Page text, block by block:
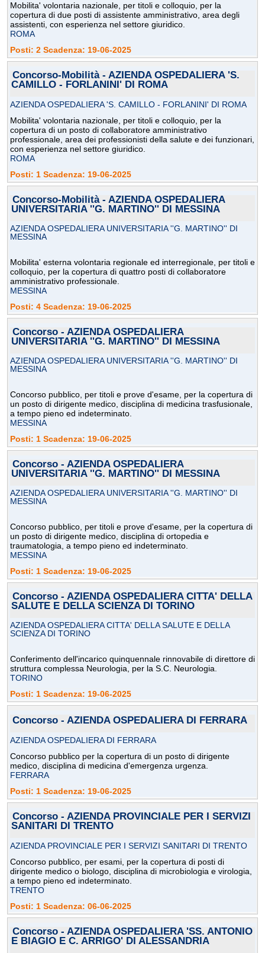
Mobilita' volontaria nazionale, per titoli e colloquio, per la
copertura di due posti di assistente amministrativo, area degli
assistenti, con esperienza nel settore giuridico.
ROMA
Posti: 2 Scadenza: 19-06-2025
Concorso-Mobilità - AZIENDA OSPEDALIERA 'S.
CAMILLO - FORLANINI' DI ROMA
AZIENDA OSPEDALIERA 'S. CAMILLO - FORLANINI' DI ROMA
Mobilita' volontaria nazionale, per titoli e colloquio, per la
copertura di un posto di collaboratore amministrativo
professionale, area dei professionisti della salute e dei funzionari,
con esperienza nel settore giuridico.
ROMA
Posti: 1 Scadenza: 19-06-2025
Concorso-Mobilità - AZIENDA OSPEDALIERA
UNIVERSITARIA ''G. MARTINO'' DI MESSINA
AZIENDA OSPEDALIERA UNIVERSITARIA ''G. MARTINO'' DI
MESSINA
Mobilita' esterna volontaria regionale ed interregionale, per titoli e
colloquio, per la copertura di quattro posti di collaboratore
amministrativo professionale.
MESSINA
Posti: 4 Scadenza: 19-06-2025
Concorso - AZIENDA OSPEDALIERA
UNIVERSITARIA ''G. MARTINO'' DI MESSINA
AZIENDA OSPEDALIERA UNIVERSITARIA ''G. MARTINO'' DI
MESSINA
Concorso pubblico, per titoli e prove d'esame, per la copertura di
un posto di dirigente medico, disciplina di medicina trasfusionale,
a tempo pieno ed indeterminato.
MESSINA
Posti: 1 Scadenza: 19-06-2025
Concorso - AZIENDA OSPEDALIERA
UNIVERSITARIA ''G. MARTINO'' DI MESSINA
AZIENDA OSPEDALIERA UNIVERSITARIA ''G. MARTINO'' DI
MESSINA
Concorso pubblico, per titoli e prove d'esame, per la copertura di
un posto di dirigente medico, disciplina di ortopedia e
traumatologia, a tempo pieno ed indeterminato.
MESSINA
Posti: 1 Scadenza: 19-06-2025
Concorso - AZIENDA OSPEDALIERA CITTA' DELLA
SALUTE E DELLA SCIENZA DI TORINO
AZIENDA OSPEDALIERA CITTA' DELLA SALUTE E DELLA
SCIENZA DI TORINO
Conferimento dell'incarico quinquennale rinnovabile di direttore di
struttura complessa Neurologia, per la S.C. Neurologia.
TORINO
Posti: 1 Scadenza: 19-06-2025
Concorso - AZIENDA OSPEDALIERA DI FERRARA
AZIENDA OSPEDALIERA DI FERRARA
Concorso pubblico per la copertura di un posto di dirigente
medico, disciplina di medicina d'emergenza urgenza.
FERRARA
Posti: 1 Scadenza: 19-06-2025
Concorso - AZIENDA PROVINCIALE PER I SERVIZI
SANITARI DI TRENTO
AZIENDA PROVINCIALE PER I SERVIZI SANITARI DI TRENTO
Concorso pubblico, per esami, per la copertura di posti di
dirigente medico o biologo, disciplina di microbiologia e virologia,
a tempo pieno ed indeterminato.
TRENTO
Posti: 1 Scadenza: 06-06-2025
Concorso - AZIENDA OSPEDALIERA 'SS. ANTONIO
E BIAGIO E C. ARRIGO' DI ALESSANDRIA